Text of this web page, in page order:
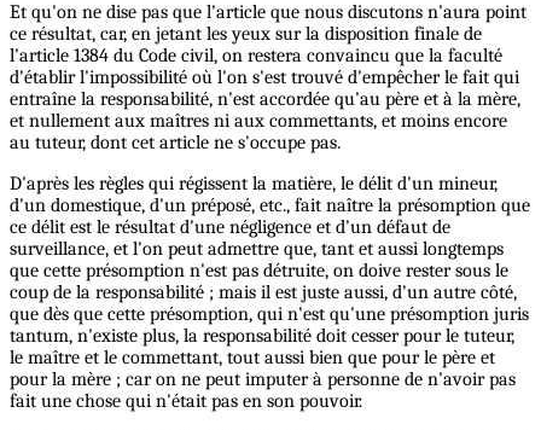
Et qu'on ne dise pas que l'article que nous discutons n'aura point
ce résultat, car, en jetant les yeux sur la disposition finale de
l'article 1384 du Code civil, on restera convaincu que la faculté
d'établir l'impossibilité où l'on s'est trouvé d'empêcher le fait qui
entraîne la responsabilité, n'est accordée qu'au père et à la mère,
et nullement aux maîtres ni aux commettants, et moins encore
au tuteur, dont cet article ne s'occupe pas.
D'après les règles qui régissent la matière, le délit d'un mineur,
d'un domestique, d'un préposé, etc., fait naître la présomption que
ce délit est le résultat d'une négligence et d'un défaut de
surveillance, et l'on peut admettre que, tant et aussi longtemps
que cette présomption n'est pas détruite, on doive rester sous le
coup de la responsabilité ; mais il est juste aussi, d'un autre côté,
que dès que cette présomption, qui n'est qu'une présomption juris
tantum, n'existe plus, la responsabilité doit cesser pour le tuteur,
le maître et le commettant, tout aussi bien que pour le père et
pour la mère ; car on ne peut imputer à personne de n'avoir pas
fait une chose qui n'était pas en son pouvoir.